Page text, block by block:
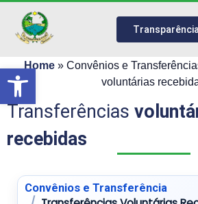
Abrir a barra de ferramentas
Transparência
Home » Convênios e
voluntárias
Transferências
recebidas